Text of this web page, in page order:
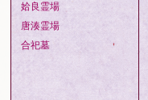
姶良霊場
唐湊霊場
合祀墓